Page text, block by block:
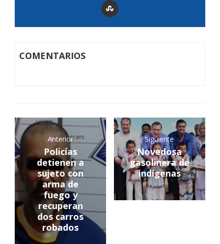
COMENTARIOS
Anterior
Policías
detienen a
sujeto con
arma de
fuego y
recuperan
dos carros
robados
Siguiente
Novedosa
gasolinera de
indígenas